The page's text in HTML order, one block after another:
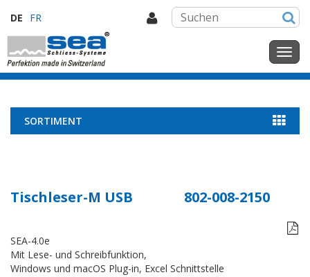
DE FR
SORTIMENT
Tischleser-M USB 802-008-2150

SEA-4.0e
Mit Lese- und Schreibfunktion,
Windows und macOS Plug-in, Excel Schnittstelle